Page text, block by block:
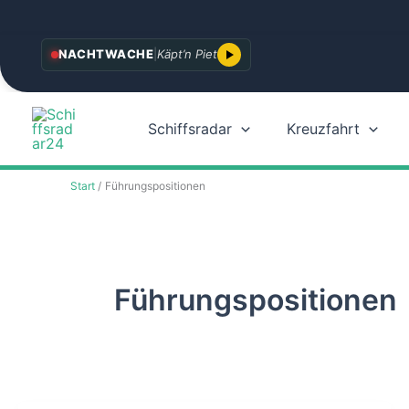
Inhalt
springen
NACHTWACHE Käpt’n Piet
Schiffsradar Kreuzfahrt
Start Führungspositionen
Führungspositionen